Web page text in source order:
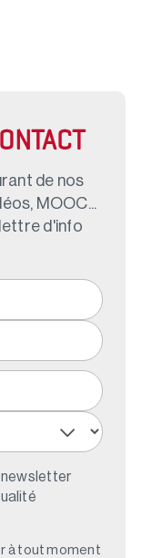
de nos
MOOC...
d'info
à tout moment